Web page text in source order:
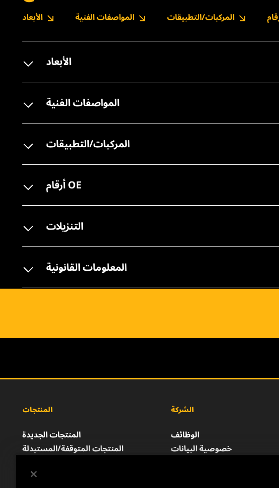
الأبعاد المواصفات الفنية المركبات/التطبيقات
الأبعاد
المواصفات الفنية
المركبات/التطبيقات
أرقام OE
التنزيلات
المعلومات القانونية
المنتجات
المنتجات الجديدة
المنتجات المتوقفة/المستبدلة
الشركة
الوظائف
خصوصية البيانات